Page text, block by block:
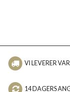
VI LEVERER
14 DAGERS